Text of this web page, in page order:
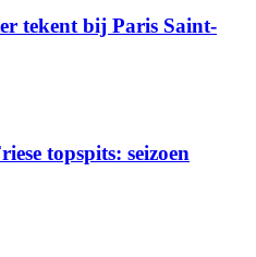
tekent bij Paris Saint-
topspits: seizoen